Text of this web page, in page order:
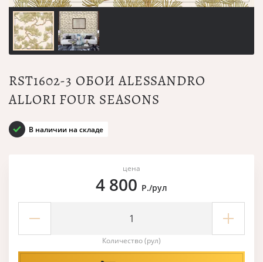
RST1602-3 ОБОИ ALESSANDRO
ALLORI FOUR SEASONS
В наличии на складе
цена
4 800 Р./рул
Количество (рул)